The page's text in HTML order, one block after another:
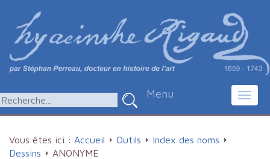
Menu
Vous êtes ici : Accueil Outils
Index des noms
Dessins
ANONYME